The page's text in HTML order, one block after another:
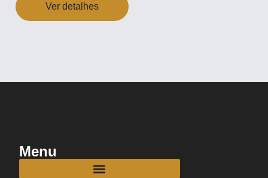
Ver detalhes
Menu